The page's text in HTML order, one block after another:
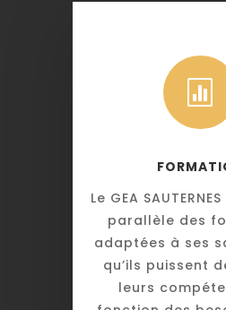

Le GEA
parallèle des
adaptées à ses
qu’ils puissent
leurs